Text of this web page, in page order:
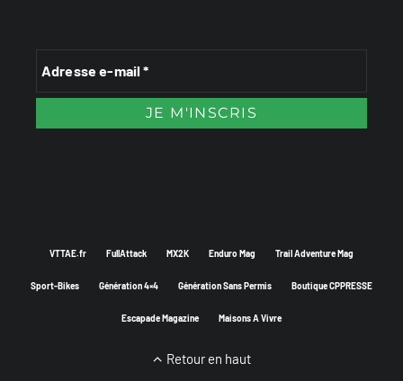
VTTAE.fr FullAttack MX2K Enduro Mag Trail Adventure Mag
Sport-Bikes Génération 4×4 Génération Sans Permis Boutique CPPRESSE
Escapade Magazine Maisons A Vivre
Retour en haut